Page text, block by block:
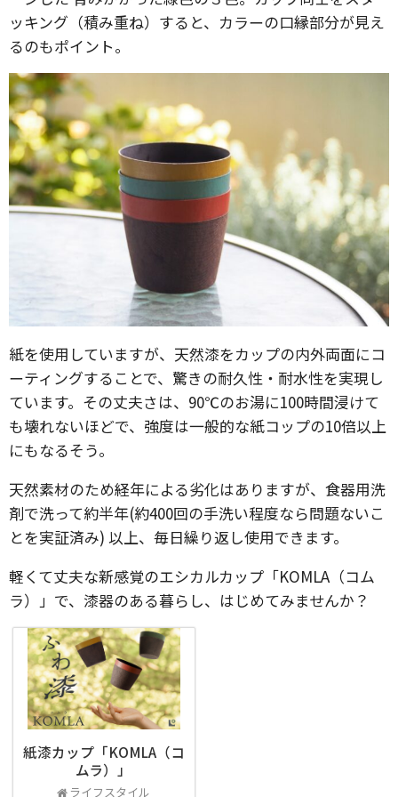
ッキング（積み重ね）すると、カラーの口縁部分が見え
るのもポイント。
紙を使用していますが、天然漆をカップの内外両面にコ
ーティングすることで、驚きの耐久性・耐水性を実現し
ています。その丈夫さは、90℃のお湯に100時間浸けて
も壊れないほどで、強度は一般的な紙コップの10倍以上
にもなるそう。
天然素材のため経年による劣化はありますが、食器用洗
剤で洗って約半年(約400回の手洗い程度なら問題ないこ
とを実証済み) 以上、毎日繰り返し使用できます。
軽くて丈夫な新感覚のエシカルカップ「KOMLA（コム
ラ）」で、漆器のある暮らし、はじめてみませんか？
紙漆カップ「KOMLA（コ
ムラ）」
ライフスタイル